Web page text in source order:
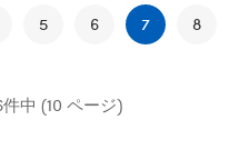
5 6 7
8
中 (10 ページ)